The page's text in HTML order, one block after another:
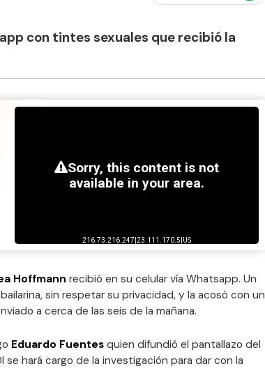
con tintes sexuales que recibió la
Hoffmann recibió en su celular vía Whatsapp. Un
sin respetar su privacidad, y la acosó con un
a cerca de las seis de la mañana.
Eduardo Fuentes quien difundió el pantallazo del
hará cargo de la investigación para dar con la